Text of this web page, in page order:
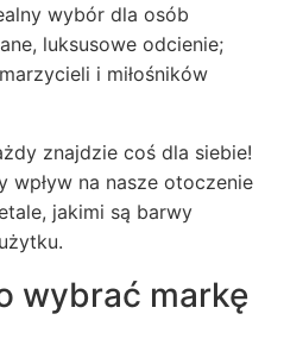
wybór dla osób
luksusowe odcienie;
i miłośników
znajdzie coś dla siebie!
wpływ na nasze otoczenie
jakimi są barwy
wybrać markę